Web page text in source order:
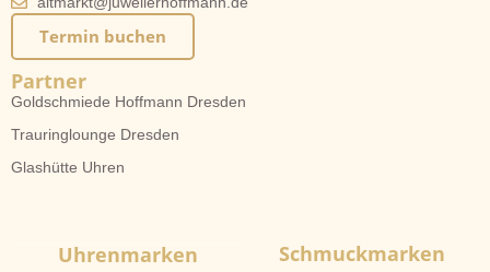
Termin buchen
Partner
Goldschmiede Hoffmann Dresden
Trauringlounge Dresden
Glashütte Uhren
Uhrenmarken Schmuckmarken